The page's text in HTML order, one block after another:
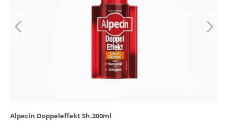
Alpecin Doppeleffekt Sh.200ml